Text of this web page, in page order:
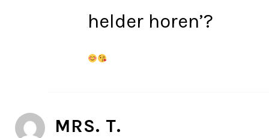
helder horen’?
MRS. T.